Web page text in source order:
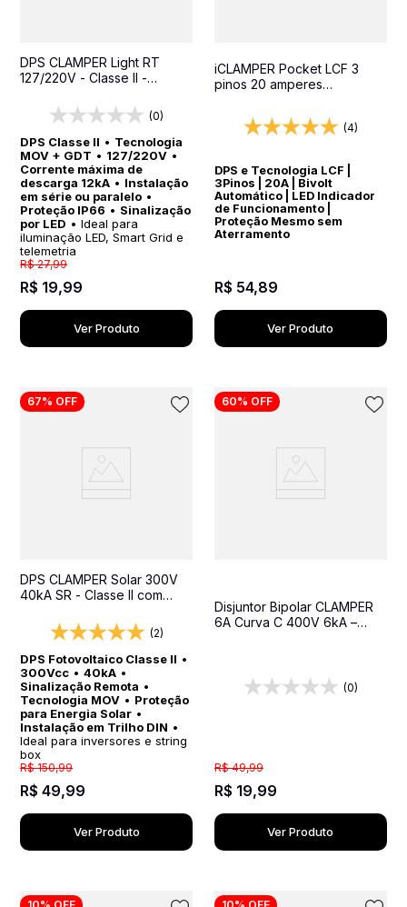
DPS CLAMPER Light RT
127/220V - Classe II -
Iluminação LED, Smart Grid e
Telemetria
(0)
DPS Classe II • Tecnologia
MOV + GDT • 127/220V •
Corrente máxima de
descarga 12kA • Instalação
em série ou paralelo •
Proteção IP66 • Sinalização
por LED • Ideal para
iluminação LED, Smart Grid e
telemetria
R$ 27,99
R$ 19,99
Ver Produto
iCLAMPER Pocket LCF 3
pinos 20 amperes
Elétrico DPS Bivolt
(4)
DPS e Tecnologia LCF |
3Pinos | 20A | Bivolt
Automático | LED Indicador
de Funcionamento |
Proteção Mesmo sem
Aterramento
R$ 54,89
Ver Produto
67% OFF
DPS CLAMPER Solar 300V
40kA SR - Classe II com
Sistemas Fotovoltaicos(2)
DPS Fotovoltaico Classe II •
300Vcc •40kA •
Sinalização Remota •
Tecnologia MOV • Proteção
para Energia Solar •
Instalação em Trilho DIN •
Ideal para inversores e string
box
R$ 150,99
R$ 49,99
Ver Produto
60% OFF
Disjuntor Bipolar CLAMPER
6A Curva C 400V 6kA –
(0)
R$ 49,99
R$ 19,99
Ver Produto